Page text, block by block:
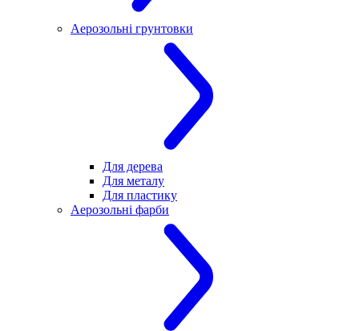
Аерозольні грунтовки
Для дерева
Для металу
Для пластику
Аерозольні фарби